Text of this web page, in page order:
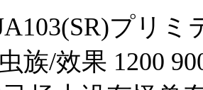
プリ
族/效果 1200